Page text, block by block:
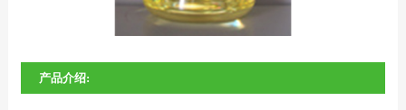
产品介绍: